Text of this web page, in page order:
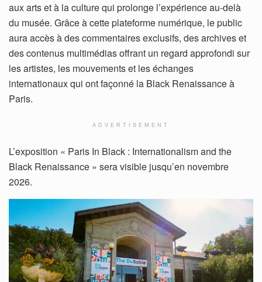
aux arts et à la culture qui prolonge l’expérience au-delà
du musée. Grâce à cette plateforme numérique, le public
aura accès à des commentaires exclusifs, des archives et
des contenus multimédias offrant un regard approfondi sur
les artistes, les mouvements et les échanges
internationaux qui ont façonné la Black Renaissance à
Paris.
ADVERTISEMENT
L’exposition « Paris In Black : Internationalism and the
Black Renaissance » sera visible jusqu’en novembre
2026.